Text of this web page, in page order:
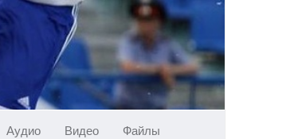
Аудио Видео Файлы